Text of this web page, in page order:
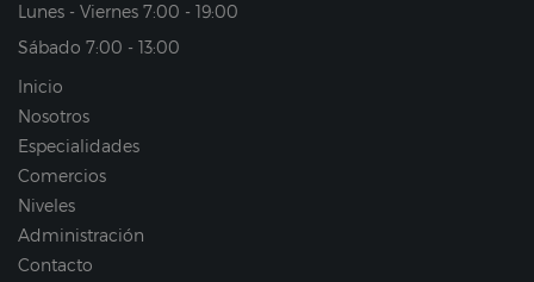
Lunes - Viernes 7:00 - 19:00
Sábado 7:00 - 13:00
Inicio
Nosotros
Especialidades
Comercios
Niveles
Administración
Contacto